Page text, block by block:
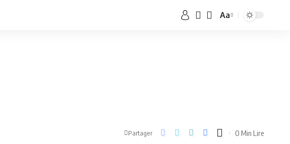
Aa
Partager 0 Min Lire